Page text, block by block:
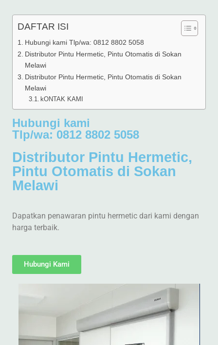
DAFTAR ISI
Hubungi kami Tlp/wa: 0812 8802 5058
Distributor Pintu Hermetic, Pintu Otomatis di Sokan
Melawi
Distributor Pintu Hermetic, Pintu Otomatis di Sokan
Melawi
kONTAK KAMI
Hubungi kami
Tlp/wa: 0812 8802 5058
Distributor Pintu Hermetic,
Pintu Otomatis di Sokan
Melawi
Dapatkan penawaran pintu hermetic dari kami dengan
harga terbaik.
Hubungi Kami